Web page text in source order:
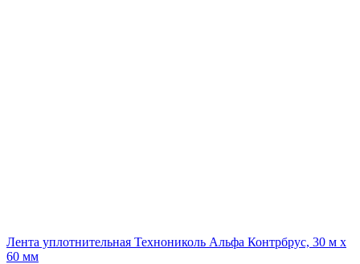
Лента уплотнительная Технониколь Альфа Контрбрус, 30 м х
60 мм